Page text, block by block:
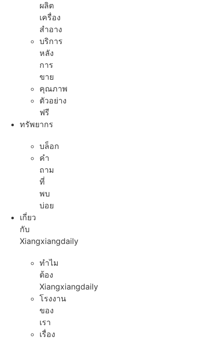
ผลิต
เครื่อง
สำอาง
บริการ
หลัง
การ
ขาย
คุณภาพ
ตัวอย่าง
ฟรี
ทรัพยากร
บล็อก
คํา
ถาม
ที่
พบ
บ่อย
เกี่ยว
กับ
Xiangxiangdaily
ทําไม
ต้อง
Xiangxiangdaily
โรงงาน
ของ
เรา
เรื่อง